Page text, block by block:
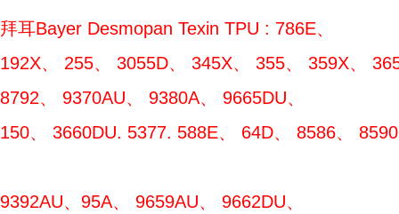
拜耳Bayer Desmopan Texin TPU : 786E、
192X、 255、 3055D、 345X、 355、 359X、
8792、 9370AU、 9380A、 9665DU、
150、 3660DU. 5377. 588E、 64D、 8586、
9392AU、95A、 9659AU、 9662DU、